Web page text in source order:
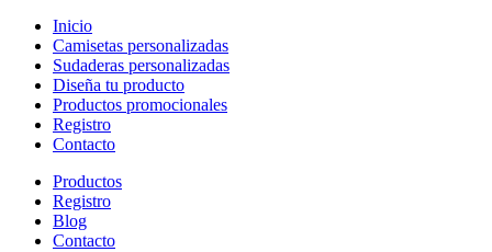
Inicio
Camisetas personalizadas
Sudaderas personalizadas
Diseña tu producto
Productos promocionales
Registro
Contacto
Productos
Registro
Blog
Contacto